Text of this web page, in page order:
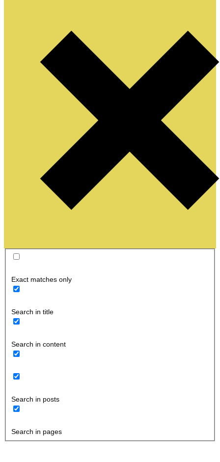
Exact matches only
Search in title
Search in content
Search in posts
Search in pages